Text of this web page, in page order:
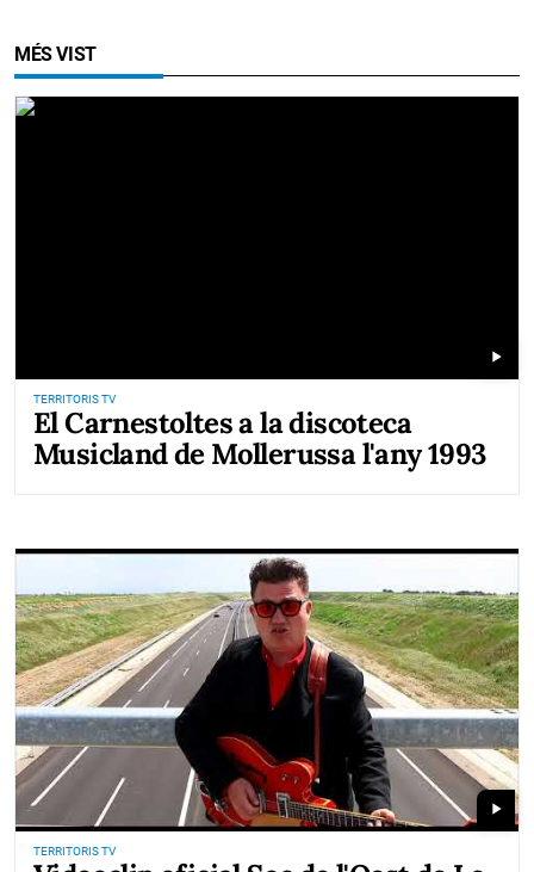
MÉS VIST
play_arrow
TERRITORIS TV
El Carnestoltes a la discoteca
Musicland de Mollerussa l'any 1993
play_arrow
TERRITORIS TV